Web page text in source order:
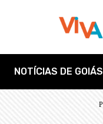
NOTÍCIAS DE GOIÁS